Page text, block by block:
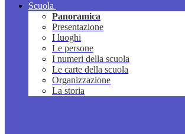
Scuola
Panoramica
Presentazione
I luoghi
Le persone
I numeri della scuola
Le carte della scuola
Organizzazione
La storia